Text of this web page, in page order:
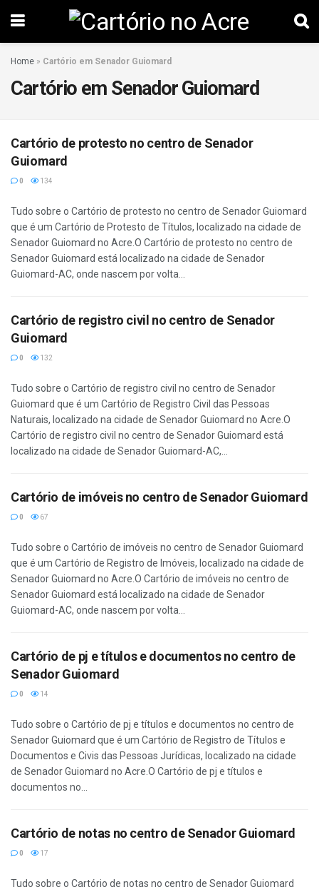
Home » Cartório em Senador Guiomard
Cartório em Senador Guiomard
Cartório de protesto no centro de Senador
Guiomard
0 134
Tudo sobre o Cartório de protesto no centro de Senador Guiomard
que é um Cartório de Protesto de Títulos, localizado na cidade de
Senador Guiomard no Acre.O Cartório de protesto no centro de
Senador Guiomard está localizado na cidade de Senador
Guiomard-AC, onde nascem por volta...
Cartório de registro civil no centro de Senador
Guiomard
0 132
Tudo sobre o Cartório de registro civil no centro de Senador
Guiomard que é um Cartório de Registro Civil das Pessoas
Naturais, localizado na cidade de Senador Guiomard no Acre.O
Cartório de registro civil no centro de Senador Guiomard está
localizado na cidade de Senador Guiomard-AC,...
Cartório de imóveis no centro de Senador Guiomard
0 67
Tudo sobre o Cartório de imóveis no centro de Senador Guiomard
que é um Cartório de Registro de Imóveis, localizado na cidade de
Senador Guiomard no Acre.O Cartório de imóveis no centro de
Senador Guiomard está localizado na cidade de Senador
Guiomard-AC, onde nascem por volta...
Cartório de pj e títulos e documentos no centro de
Senador Guiomard
0 14
Tudo sobre o Cartório de pj e títulos e documentos no centro de
Senador Guiomard que é um Cartório de Registro de Títulos e
Documentos e Civis das Pessoas Jurídicas, localizado na cidade
de Senador Guiomard no Acre.O Cartório de pj e títulos e
documentos no...
Cartório de notas no centro de Senador Guiomard
0 17
Tudo sobre o Cartório de notas no centro de Senador Guiomard